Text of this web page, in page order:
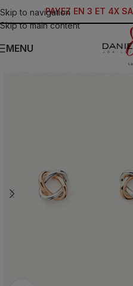
Skip to navigation
Skip to main content
PAYEZ EN 3 ET 4X
MENU